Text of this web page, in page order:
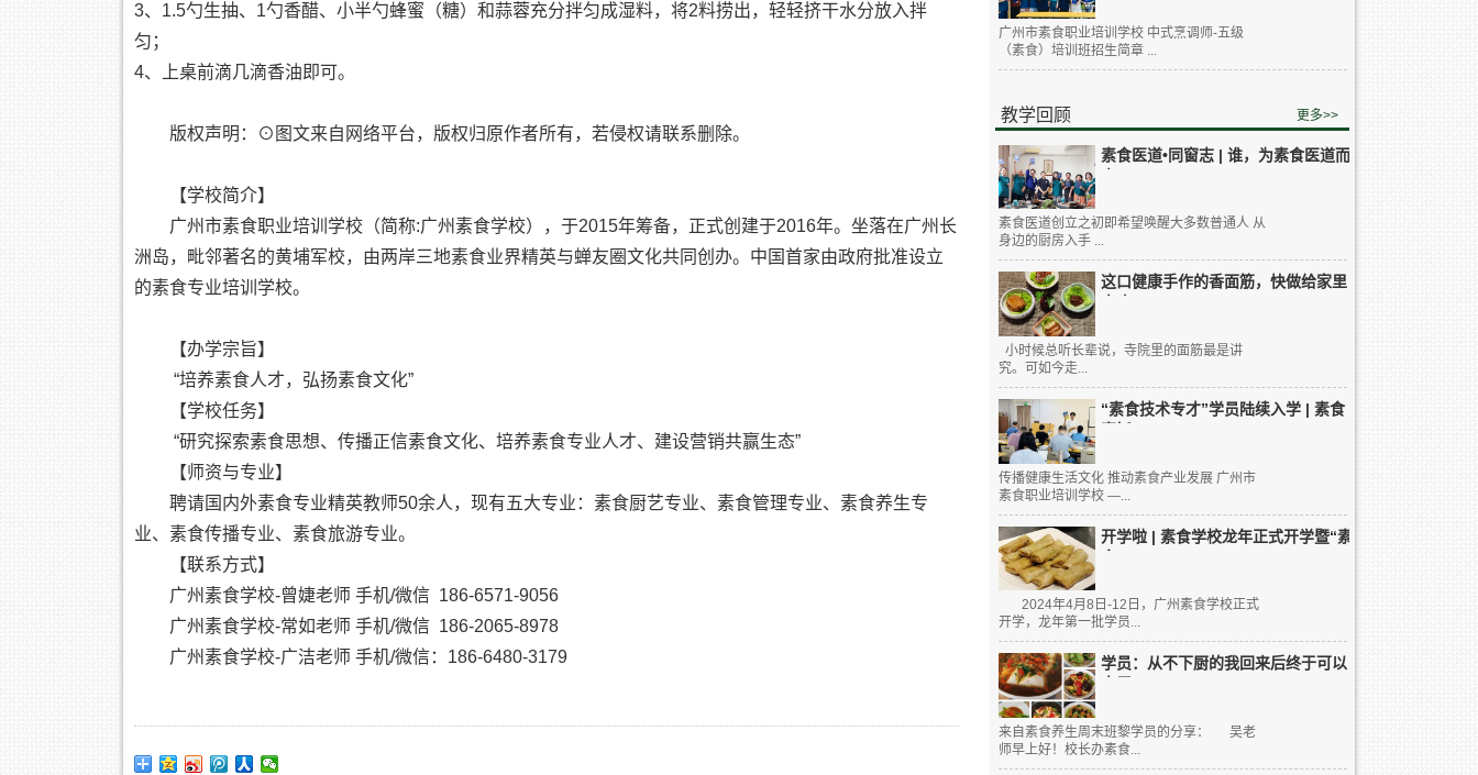
广州市素食职业培训学校 中式烹调师-五级
（素食）培训班招生简章 ...
教学回顾 更多>>
素食医道•同窗志 | 谁，为素食医道而
素食医道创立之初即希望唤醒大多数普通人 从
身边的厨房入手 ...
这口健康手作的香面筋，快做给家里
小时候总听长辈说，寺院里的面筋最是讲
究。可如今走...
“素食技术专才”学员陆续入学 | 素食
传播健康生活文化 推动素食产业发展 广州市
素食职业培训学校 —...
开学啦 | 素食学校龙年正式开学暨“素
食...
2024年4月8日-12日，广州素食学校正式
开学，龙年第一批学员...
学员：从不下厨的我回来后终于可以
来自素食养生周末班黎学员的分享： 吴老
师早上好！校长办素食...
3、1.5勺生抽、1勺香醋、小半勺蜂蜜（糖）和蒜蓉充分拌匀成湿料，将2料捞出，轻轻挤干水分放入拌
匀；
4、上桌前滴几滴香油即可。
版权声明：⊙图文来自网络平台，版权归原作者所有，若侵权请联系删除。
【学校简介】
广州市素食职业培训学校（简称:广州素食学校），于2015年筹备，正式创建于2016年。坐落在广州长
洲岛，毗邻著名的黄埔军校，由两岸三地素食业界精英与蝉友圈文化共同创办。中国首家由政府批准设立
的素食专业培训学校。
【办学宗旨】
“培养素食人才，弘扬素食文化”
【学校任务】
“研究探索素食思想、传播正信素食文化、培养素食专业人才、建设营销共赢生态”
【师资与专业】
聘请国内外素食专业精英教师50余人，现有五大专业：素食厨艺专业、素食管理专业、素食养生专
业、素食传播专业、素食旅游专业。
【联系方式】
广州素食学校-曾婕老师 手机/微信 186-6571-9056
广州素食学校-常如老师 手机/微信 186-2065-8978
广州素食学校-广洁老师 手机/微信：186-6480-3179